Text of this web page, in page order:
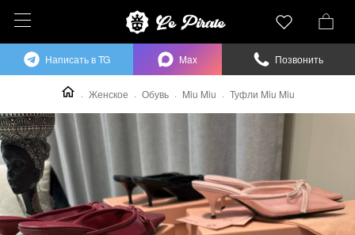
Женское Обувь Miu Miu Туфли Miu Miu
Написать в TG Max Позвонить